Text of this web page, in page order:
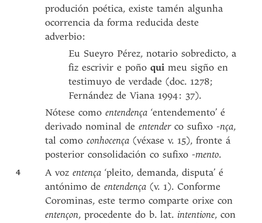
produción poética, existe tamén algunha
ocorrencia da forma reducida deste
adverbio:
Eu Sueyro Pérez, notario sobredicto, a
fiz escrivir e poñoqui meu sigño en
testimuyo de verdade (doc. 1278;
Fernández de Viana 1994: 37).
Nótese comoentendença ‘entendemento’ é
derivado nominal deentenderco sufixo -nça,
tal comoconhocença (véxase v. 15), fronte á
posterior consolidación co sufixo -mento.
4 A vozentença ‘pleito, demanda, disputa’ é
antónimo deentendença (v. 1). Conforme
Corominas, este termo comparte orixe con
entençon, procedente do b. lat. intentione, con